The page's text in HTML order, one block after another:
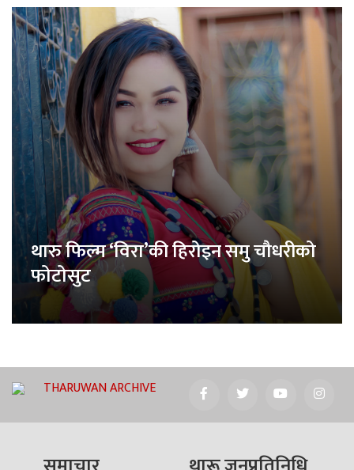
थारु फिल्म ‘विरा’की हिरोइन समु चौधरीको
फोटोसुट
THARUWAN ARCHIVE